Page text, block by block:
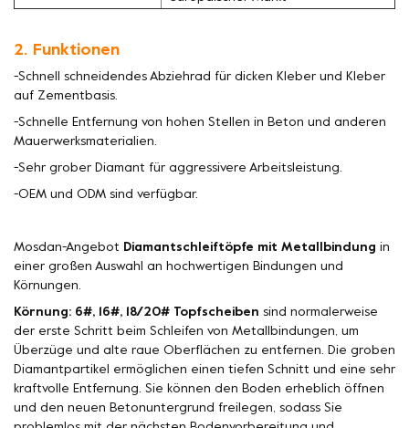
2. Funktionen
-Schnell schneidendes Abziehrad für dicken Kleber und Kleber
auf Zementbasis.
-Schnelle Entfernung von hohen Stellen in Beton und anderen
Mauerwerksmaterialien.
-Sehr grober Diamant für aggressivere Arbeitsleistung.
-OEM und ODM sind verfügbar.
Mosdan-Angebot Diamantschleiftöpfe mit Metallbindung in
einer großen Auswahl an hochwertigen Bindungen und
Körnungen.
Körnung: 6#, 16#, 18/20# Topfscheiben sind normalerweise
der erste Schritt beim Schleifen von Metallbindungen, um
Überzüge und alte raue Oberflächen zu entfernen. Die groben
Diamantpartikel ermöglichen einen tiefen Schnitt und eine sehr
kraftvolle Entfernung. Sie können den Boden erheblich öffnen
und den neuen Betonuntergrund freilegen, sodass Sie